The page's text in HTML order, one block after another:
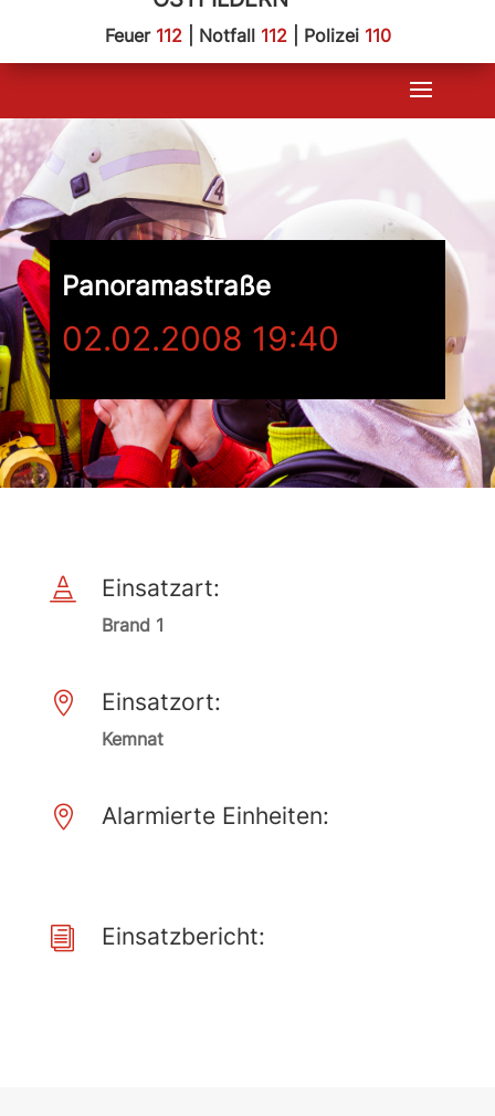
Feuer 112| Notfall 112| Polizei 110
Panoramastraße
02.02.2008 19:40
 Einsatzart:
Brand 1
 Einsatzort:
Kemnat
 Alarmierte Einheiten:
i Einsatzbericht: